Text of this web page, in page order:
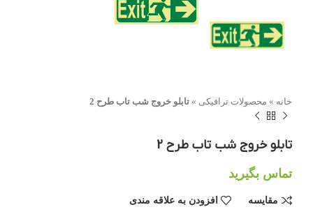
خانه » محصولات ترافیکی » تابلو خروج شب تاب طرح 2
تابلو خروج شب تاب طرح 2
تماس بگیرید
مقایسه افزودن به علاقه مندی